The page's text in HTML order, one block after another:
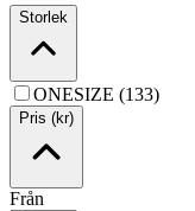
Storlek
ONESIZE (133)
Pris (kr)
Från